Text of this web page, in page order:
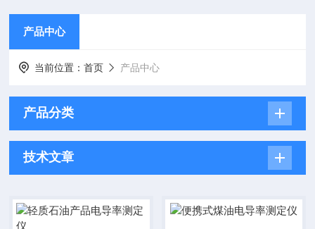
产品中心
当前位置：首页 产品中心
产品分类
技术文章